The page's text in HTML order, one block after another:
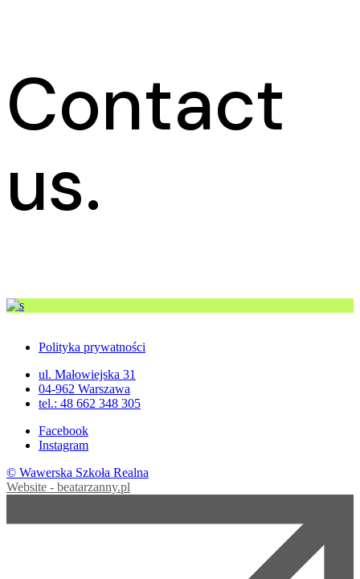
Contact
us.
Polityka prywatności
ul. Małowiejska 31
04-962 Warszawa
tel.: 48 662 348 305
Facebook
Instagram
© Wawerska Szkoła Realna
Website - beatarzanny.pl